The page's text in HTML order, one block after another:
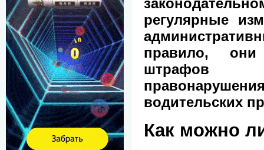
регулярные
правило, они
штрафов
водительских
Как можно